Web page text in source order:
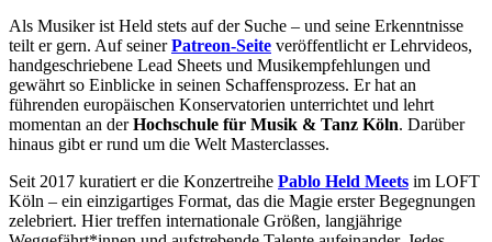
Als Musiker ist Held stets auf der Suche – und seine Erkenntnisse
teilt er gern. Auf seinerPatreon-Seite veröffentlicht er Lehrvideos,
handgeschriebene Lead Sheets und Musikempfehlungen und
gewährt so Einblicke in seinen Schaffensprozess. Er hat an
führenden europäischen Konservatorien unterrichtet und lehrt
momentan an derHochschule für Musik & Tanz Köln. Darüber
hinaus gibt er rund um die Welt Masterclasses.
Seit 2017 kuratiert er die Konzertreihe Pablo Held Meets im LOFT
Köln – ein einzigartiges Format, das die Magie erster Begegnungen
zelebriert. Hier treffen internationale Größen, langjährige